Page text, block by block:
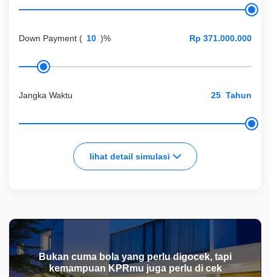
Down Payment ( )%
Jangka Waktu Tahun
lihat detail simulasi
Bukan cuma bola yang perlu digocek, tapi
kemampuan KPRmu juga perlu di cek